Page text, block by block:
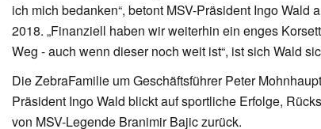
ich mich bedanken“, betont MSV-Präsident Ingo
2018. „Finanziell haben wir weiterhin ein enges
Weg - auch wenn dieser noch weit ist“, ist sich Wald
Die ZebraFamilie um Geschäftsführer Peter
Präsident Ingo Wald blickt auf sportliche Erfolge,
von MSV-Legende Branimir Bajic zurück.